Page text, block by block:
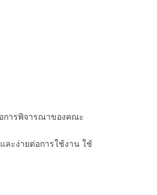
การพิจารณาของคณะ
ะง่ายต่อการใช้งาน ใช้